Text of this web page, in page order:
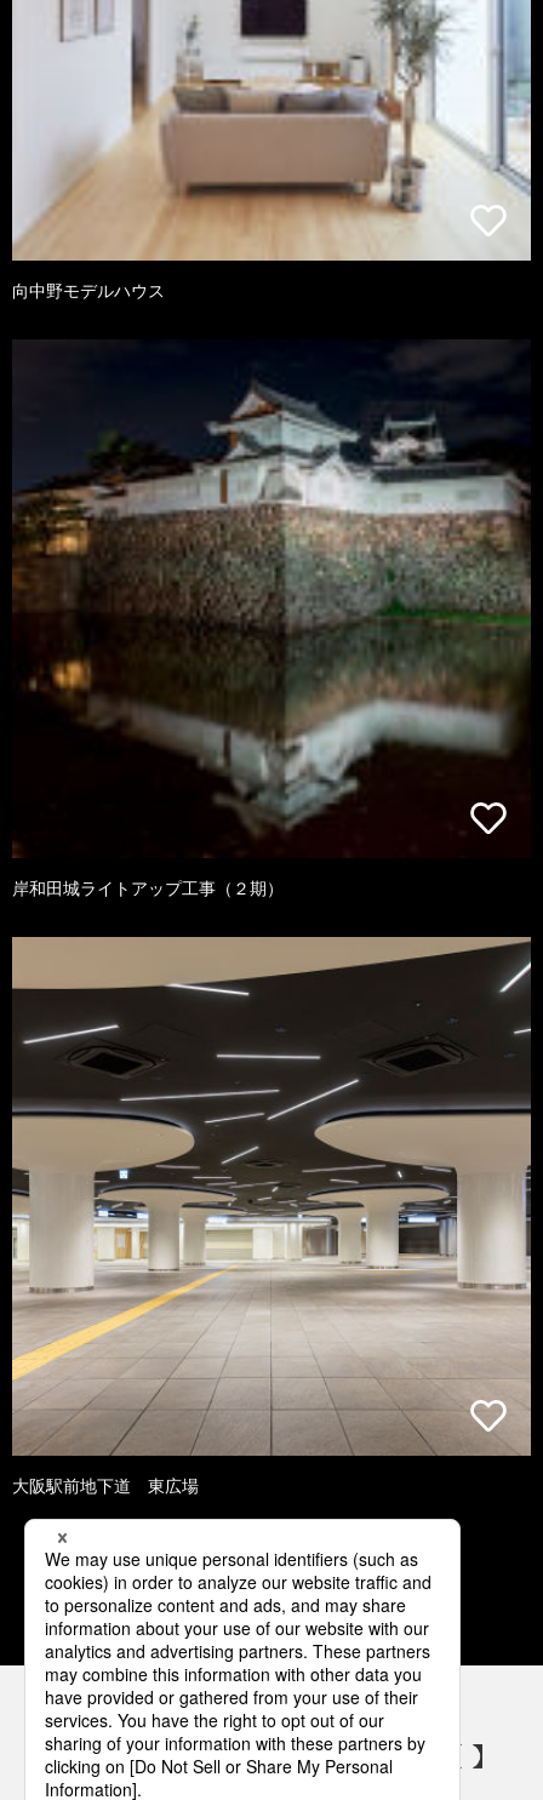
向中野モデルハウス
岸和田城ライトアップ工事（２期）
大阪駅前地下道 東広場
1 2 3 4 5
パナソニックの電気設備 SNSアカウント